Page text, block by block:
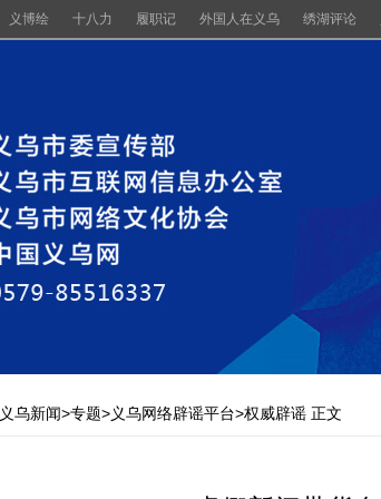
义博绘 十八力 履职记 外国人在义乌 绣湖评论
义乌新闻>专题>义乌网络辟谣平台>权威辟谣 正文